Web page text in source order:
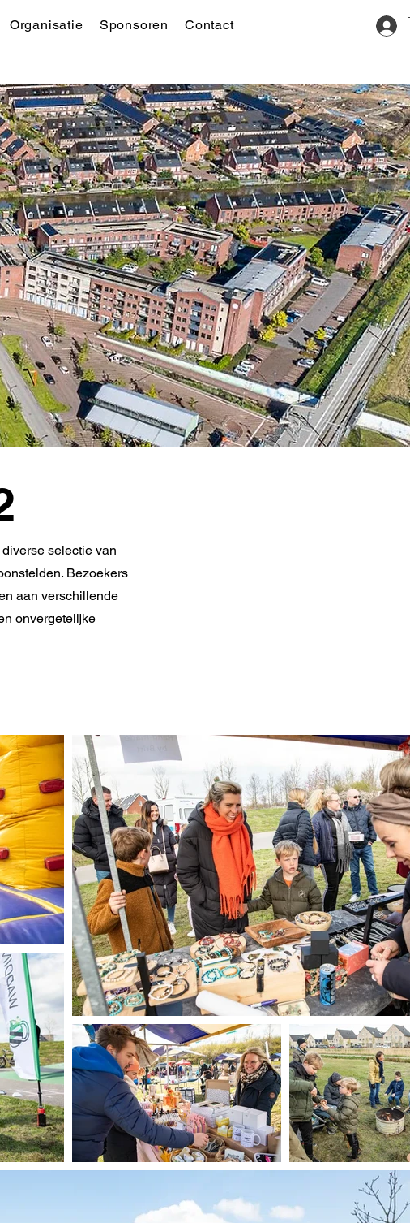
Organisatie Sponsoren Contact
selectie van
Bezoekers
aan verschillende
onvergetelijke